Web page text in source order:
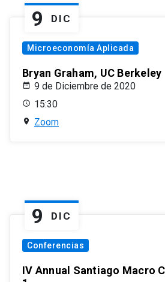
9 DIC
Microeconomía Aplicada
Bryan Graham, UC Berkeley
9 de Diciembre de 2020
15:30
Zoom
9 DIC
Conferencias
IV Annual Santiago Macro